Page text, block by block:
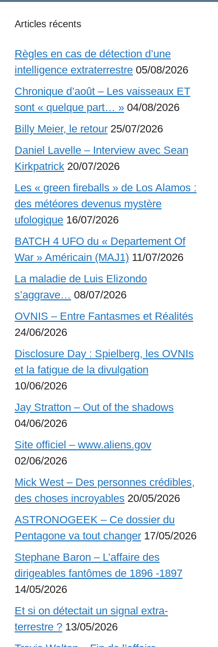
Articles récents
Règles en cas de détection d’une
intelligence extraterrestre 05/08/2026
Chronique d’août – Les vaisseaux ET
sont « quelque part… » 04/08/2026
Billy Meier, le retour 25/07/2026
Daniel Lavelle – Interview avec Sean
Kirkpatrick 20/07/2026
Les « green fireballs » de Los Alamos :
des météores devenus mystère
ufologique 16/07/2026
BATCH 4 UFO du « Departement Of
War » Américain (MAJ1) 11/07/2026
La maladie de Luis Elizondo
s’aggrave… 08/07/2026
OVNIS – Entre Fantasmes et Réalités
24/06/2026
Disclosure Day : Spielberg, les OVNIs
et la fatigue de la divulgation
10/06/2026
Jay Stratton – Out of the shadows
04/06/2026
Site officiel – www.aliens.gov
02/06/2026
Mick West – Des personnes crédibles,
des choses incroyables 20/05/2026
ASTRONOGEEK – Ce dossier du
Pentagone va tout changer 17/05/2026
Stephane Baron – L’affaire des
dirigeables fantômes de 1896 -1897
14/05/2026
Et si on détectait un signal extra-
terrestre ? 13/05/2026